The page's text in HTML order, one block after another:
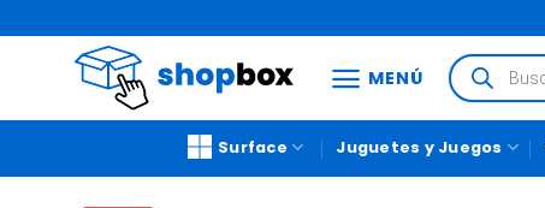
MENÚ
Surface Juguetes y Juegos